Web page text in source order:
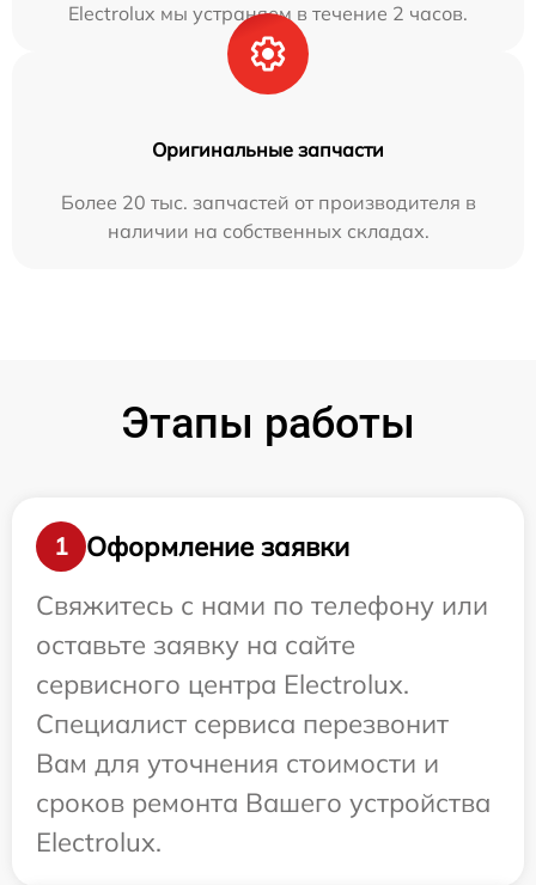
Electrolux мы устраняем в течение 2 часов.
Оригинальные запчасти
Более 20 тыс. запчастей от производителя в
наличии на собственных складах.
Этапы работы
1
Оформление заявки
Свяжитесь с нами по телефону или
оставьте заявку на сайте
сервисного центра Electrolux.
Специалист сервиса перезвонит
Вам для уточнения стоимости и
сроков ремонта Вашего устройства
Electrolux.